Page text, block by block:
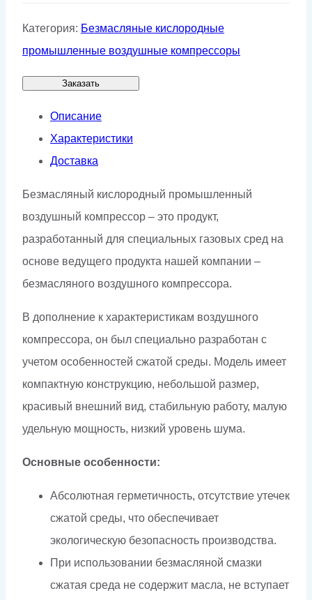
Категория: Безмасляные кислородные
промышленные воздушные компрессоры
Заказать
Описание
Характеристики
Доставка
Безмасляный кислородный промышленный
воздушный компрессор – это продукт,
разработанный для специальных газовых сред на
основе ведущего продукта нашей компании –
безмасляного воздушного компрессора.
В дополнение к характеристикам воздушного
компрессора, он был специально разработан с
учетом особенностей сжатой среды. Модель имеет
компактную конструкцию, небольшой размер,
красивый внешний вид, стабильную работу, малую
удельную мощность, низкий уровень шума.
Основные особенности:
Абсолютная герметичность, отсутствие утечек
сжатой среды, что обеспечивает
экологическую безопасность производства.
При использовании безмасляной смазки
сжатая среда не содержит масла, не вступает